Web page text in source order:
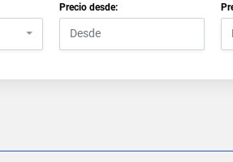
Precio desde: